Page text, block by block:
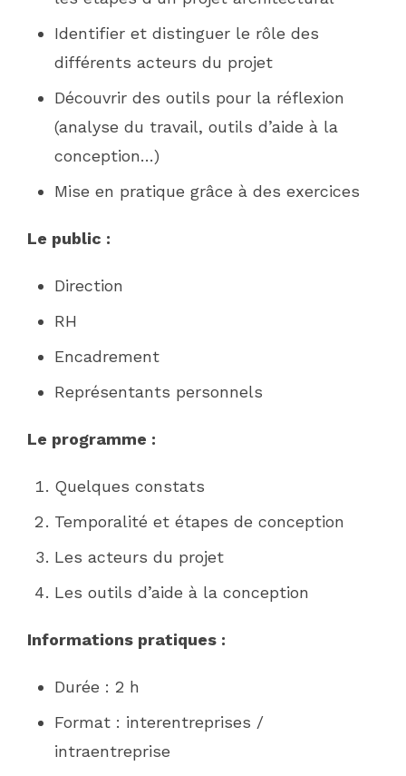
Identifier et distinguer le rôle des
différents acteurs du projet
Découvrir des outils pour la réflexion
(analyse du travail, outils d’aide à la
conception…)
Mise en pratique grâce à des exercices
Le public :
Direction
RH
Encadrement
Représentants personnels
Le programme :
Quelques constats
Temporalité et étapes de conception
Les acteurs du projet
Les outils d’aide à la conception
Informations pratiques :
Durée : 2 h
Format : interentreprises /
intraentreprise